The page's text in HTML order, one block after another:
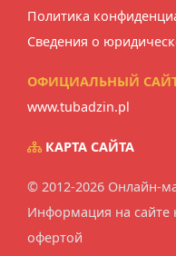
Политика
Сведения о
ОФИЦИАЛЬНЫЙ САЙТ
www.tubadzin.pl
КАРТА САЙТА
© 2012-2026 Онлайн-
Информация на сайте
офертой